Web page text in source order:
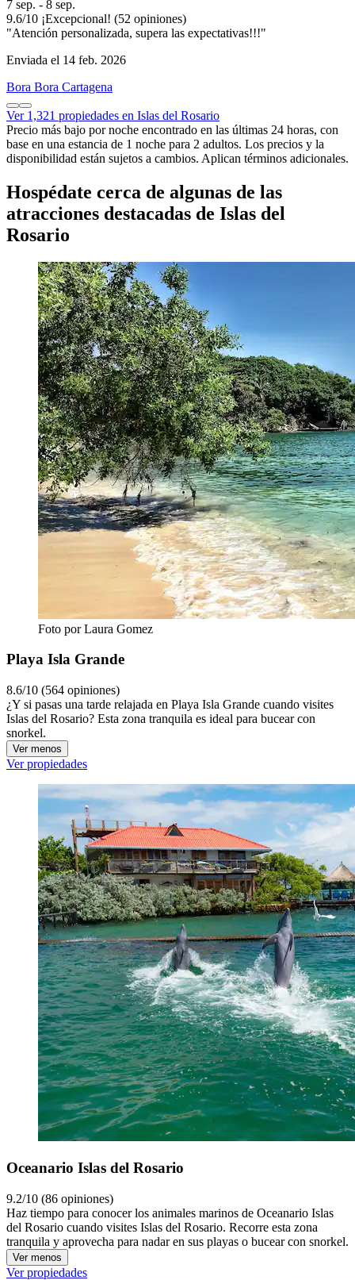
7 sep. - 8 sep.
9.6/10 ¡Excepcional! (52 opiniones)
"Atención personalizada, supera las expectativas!!!"
Enviada el 14 feb. 2026
Bora Bora Cartagena
Ver 1,321 propiedades en Islas del Rosario
Precio más bajo por noche encontrado en las últimas 24 horas, con
base en una estancia de 1 noche para 2 adultos. Los precios y la
disponibilidad están sujetos a cambios. Aplican términos adicionales.
Hospédate cerca de algunas de las
atracciones destacadas de Islas del
Rosario
Foto por Laura Gomez
Playa Isla Grande
8.6/10 (564 opiniones)
¿Y si pasas una tarde relajada en Playa Isla Grande cuando visites
Islas del Rosario? Esta zona tranquila es ideal para bucear con
snorkel.
Ver menos
Ver propiedades
Oceanario Islas del Rosario
9.2/10 (86 opiniones)
Haz tiempo para conocer los animales marinos de Oceanario Islas
del Rosario cuando visites Islas del Rosario. Recorre esta zona
tranquila y aprovecha para nadar en sus playas o bucear con snorkel.
Ver menos
Ver propiedades